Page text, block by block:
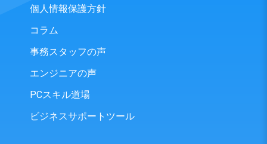
個人情報保護方針
コラム
事務スタッフの声
エンジニアの声
PCスキル道場
ビジネスサポートツール